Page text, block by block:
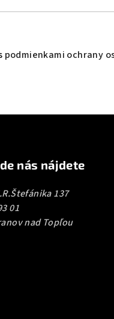
podmienkami ochrany
nás nájdete
137
01
nad Topľou